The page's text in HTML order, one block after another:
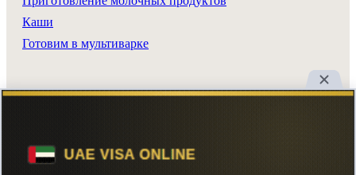
Каши
Готовим в мультиварке
Главная
Поиск